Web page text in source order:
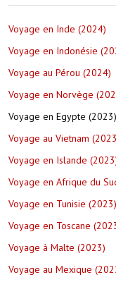
Voyage en Inde (2024)
Voyage en Indonésie
Voyage au Pérou (2024)
Voyage en Norvège
Voyage en Egypte (2023)
Voyage au Vietnam
Voyage en Islande
Voyage en Afrique du
Voyage en Tunisie (2023)
Voyage en Toscane
Voyage à Malte (2023)
Voyage au Mexique